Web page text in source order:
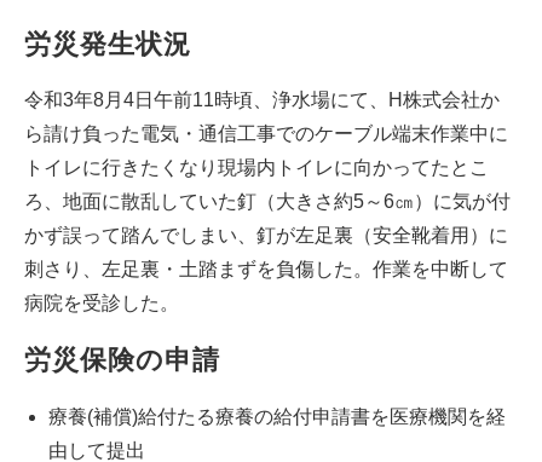
労災発生状況
令和3年8月4日午前11時頃、浄水場にて、H株式会社か
ら請け負った電気・通信工事でのケーブル端末作業中に
トイレに行きたくなり現場内トイレに向かってたとこ
ろ、地面に散乱していた釘（大きさ約5～6㎝）に気が付
かず誤って踏んでしまい、釘が左足裏（安全靴着用）に
刺さり、左足裏・土踏まずを負傷した。作業を中断して
病院を受診した。
労災保険の申請
療養(補償)給付たる療養の給付申請書を医療機関を経
由して提出